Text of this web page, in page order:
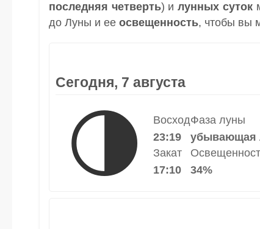
последняя четверть) илунных суток
до Луны и ее освещенность, чтобы вы
Сегодня, 7 августа
🌗
Восход
23:19
Закат
17:10
Фаза луны
убывающая
34%